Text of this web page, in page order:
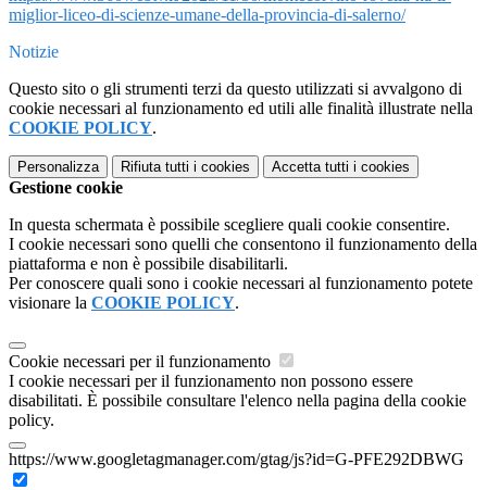
miglior-liceo-di-scienze-umane-della-provincia-di-salerno/
Notizie
Questo sito o gli strumenti terzi da questo utilizzati si avvalgono di
cookie necessari al funzionamento ed utili alle finalità illustrate nella
COOKIE POLICY.
Personalizza Rifiuta tutti i cookies Accetta tutti i cookies
Gestione cookie
In questa schermata è possibile scegliere quali cookie consentire.
I cookie necessari sono quelli che consentono il funzionamento della
piattaforma e non è possibile disabilitarli.
Per conoscere quali sono i cookie necessari al funzionamento potete
visionare la COOKIE POLICY.
Cookie necessari per il funzionamento
I cookie necessari per il funzionamento non possono essere
disabilitati. È possibile consultare l'elenco nella pagina della cookie
policy.
https://www.googletagmanager.com/gtag/js?id=G-PFE292DBWG